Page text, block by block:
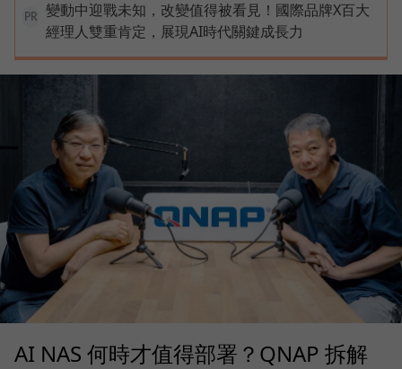
PR
變動中迎戰未知，改變值得被看見！國際品牌X百大
經理人雙重肯定，展現AI時代關鍵成長力
AI NAS 何時才值得部署？QNAP 拆解